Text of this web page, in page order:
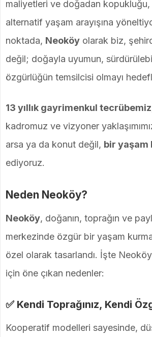
maliyetleri ve doğadan kopukluğu,
alternatif yaşam arayışına
noktada, Neoköy olarak biz,
değil; doğayla uyumun,
özgürlüğün temsilcisi olmayı
13 yıllık gayrimenkul tecrübemiz
kadromuz ve vizyoner
arsa ya da konut değil, bir yaşam
ediyoruz.
Neden Neoköy?
Neoköy, doğanın, toprağın ve
merkezinde özgür bir yaşam
özel olarak tasarlandı. İşte
için öne çıkan nedenler:
✅ Kendi Toprağınız, Kendi
Kooperatif modelleri sayesinde,